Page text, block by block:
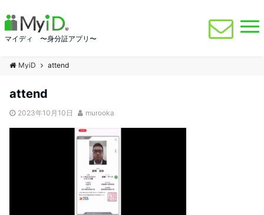
マイディ 〜身分証アプリ〜
MyiD attend
attend
2023年10月10日 murooka